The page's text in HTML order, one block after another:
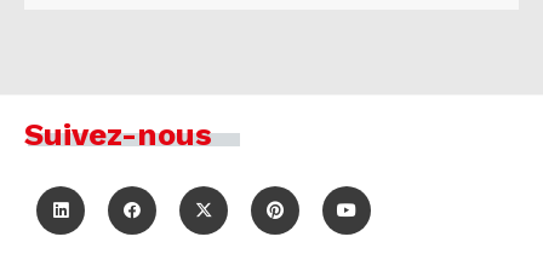
Suivez-nous